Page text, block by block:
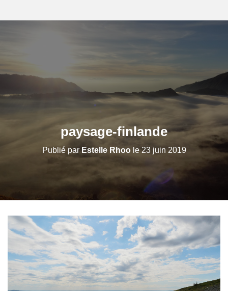
paysage-finlande
Publié parEstelle Rhoole23 juin 2019